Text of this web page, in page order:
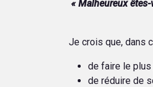
« Malheureux
Je crois que, dans
de faire le
de réduire de